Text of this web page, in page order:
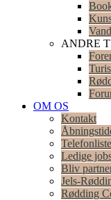
ANDRE
OM OS
Kontakt
Telefonliste
Ledige
Bliv
Jels-
Rødding